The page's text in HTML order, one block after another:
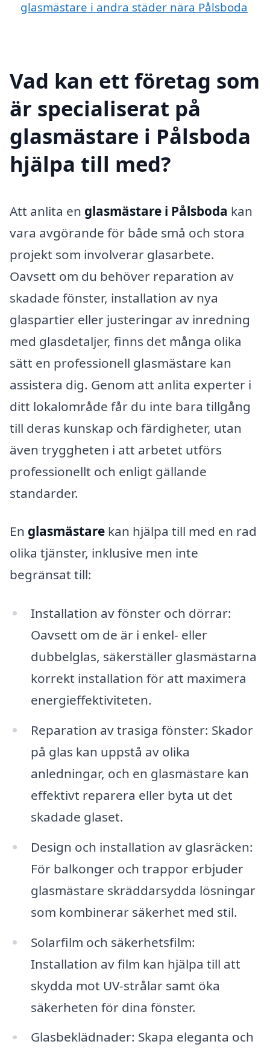
glasmästare i andra städer nära Pålsboda
Vad kan ett företag som
är specialiserat på
glasmästare i Pålsboda
hjälpa till med?
Att anlita en glasmästare i Pålsboda kan
vara avgörande för både små och stora
projekt som involverar glasarbete.
Oavsett om du behöver reparation av
skadade fönster, installation av nya
glaspartier eller justeringar av inredning
med glasdetaljer, finns det många olika
sätt en professionell glasmästare kan
assistera dig. Genom att anlita experter i
ditt lokalområde får du inte bara tillgång
till deras kunskap och färdigheter, utan
även tryggheten i att arbetet utförs
professionellt och enligt gällande
standarder.
En glasmästare kan hjälpa till med en rad
olika tjänster, inklusive men inte
begränsat till:
Installation av fönster och dörrar:
Oavsett om de är i enkel- eller
dubbelglas, säkerställer glasmästarna
korrekt installation för att maximera
energieffektiviteten.
Reparation av trasiga fönster: Skador
på glas kan uppstå av olika
anledningar, och en glasmästare kan
effektivt reparera eller byta ut det
skadade glaset.
Design och installation av glasräcken:
För balkonger och trappor erbjuder
glasmästare skräddarsydda lösningar
som kombinerar säkerhet med stil.
Solarfilm och säkerhetsfilm:
Installation av film kan hjälpa till att
skydda mot UV-strålar samt öka
säkerheten för dina fönster.
Glasbeklädnader: Skapa eleganta och